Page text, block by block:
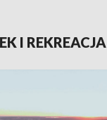
I REKREACJA